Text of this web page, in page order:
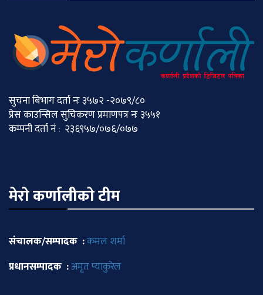
सुचना बिभाग दर्ता नः ३५७२ -२०७९/८०
प्रेस काउन्सिल सुचिकरण प्रमाणपत्र नः ३५५१
कम्पनी दर्ता नं : २३६९५७/०७६/०७७
मेराे कर्णालीकाे टीम
संचालक/सम्पादक :कमल शर्मा
प्रधानसम्पादक :अमृत प्याकुरेल